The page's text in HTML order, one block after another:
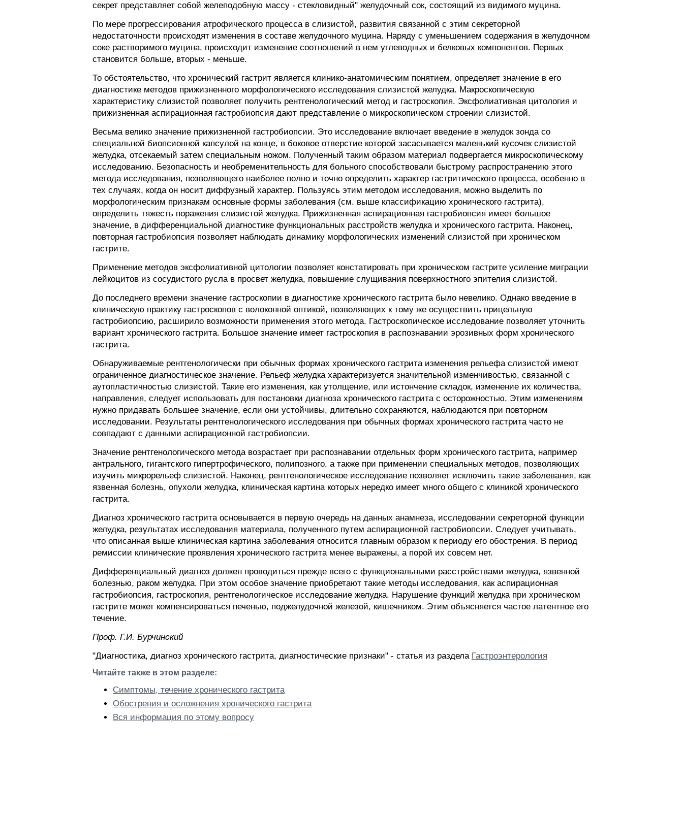
секрет представляет собой желеподобную массу - стекловидный" желудочный сок, состоящий из видимого муцина.
По мере прогрессирования атрофического процесса в слизистой, развития связанной с этим секреторной
недостаточности происходят изменения в составе желудочного муцина. Наряду с уменьшением содержания в желудочном
соке растворимого муцина, происходит изменение соотношений в нем углеводных и белковых компонентов. Первых
становится больше, вторых - меньше.
То обстоятельство, что хронический гастрит является клинико-анатомическим понятием, определяет значение в его
диагностике методов прижизненного морфологического исследования слизистой желудка. Макроскопическую
характеристику слизистой позволяет получить рентгенологический метод и гастроскопия. Эксфолиативная цитология и
прижизненная аспирационная гастробиопсия дают представление о микроскопическом строении слизистой.
Весьма велико значение прижизненной гастробиопсии. Это исследование включает введение в желудок зонда со
специальной биопсионной капсулой на конце, в боковое отверстие которой засасывается маленький кусочек слизистой
желудка, отсекаемый затем специальным ножом. Полученный таким образом материал подвергается микроскопическому
исследованию. Безопасность и необременительность для больного способствовали быстрому распространению этого
метода исследования, позволяющего наиболее полно и точно определить характер гастритического процесса, особенно в
тех случаях, когда он носит диффузный характер. Пользуясь этим методом исследования, можно выделить по
морфологическим признакам основные формы заболевания (см. выше классификацию хронического гастрита),
определить тяжесть поражения слизистой желудка. Прижизненная аспирационная гастробиопсия имеет большое
значение, в дифференциальной диагностике функциональных расстройств желудка и хронического гастрита. Наконец,
повторная гастробиопсия позволяет наблюдать динамику морфологических изменений слизистой при хроническом
гастрите.
Применение методов эксфолиативной цитологии позволяет констатировать при хроническом гастрите усиление миграции
лейкоцитов из сосудистого русла в просвет желудка, повышение слущивания поверхностного эпителия слизистой.
До последнего времени значение гастроскопии в диагностике хронического гастрита было невелико. Однако введение в
клиническую практику гастроскопов с волоконной оптикой, позволяющих к тому же осуществить прицельную
гастробиопсию, расширило возможности применения этого метода. Гастроскопическое исследование позволяет уточнить
вариант хронического гастрита. Большое значение имеет гастроскопия в распознавании эрозивных форм хронического
гастрита.
Обнаруживаемые рентгенологически при обычных формах хронического гастрита изменения рельефа слизистой имеют
ограниченное диагностическое значение. Рельеф желудка характеризуется значительной изменчивостью, связанной с
аутопластичностью слизистой. Такие его изменения, как утолщение, или истончение складок, изменение их количества,
направления, следует использовать для постановки диагноза хронического гастрита с осторожностью. Этим изменениям
нужно придавать большее значение, если они устойчивы, длительно сохраняются, наблюдаются при повторном
исследовании. Результаты рентгенологического исследования при обычных формах хронического гастрита часто не
совпадают с данными аспирационной гастробиопсии.
Значение рентгенологического метода возрастает при распознавании отдельных форм хронического гастрита, например
антрального, гигантского гипертрофического, полипозного, а также при применении специальных методов, позволяющих
изучить микрорельеф слизистой. Наконец, рентгенологическое исследование позволяет исключить такие заболевания, как
язвенная болезнь, опухоли желудка, клиническая картина которых нередко имеет много общего с клиникой хронического
гастрита.
Диагноз хронического гастрита основывается в первую очередь на данных анамнеза, исследовании секреторной функции
желудка, результатах исследования материала, полученного путем аспирационной гастробиопсии. Следует учитывать,
что описанная выше клиническая картина заболевания относится главным образом к периоду его обострения. В период
ремиссии клинические проявления хронического гастрита менее выражены, а порой их совсем нет.
Дифференциальный диагноз должен проводиться прежде всего с функциональными расстройствами желудка, язвенной
болезнью, раком желудка. При этом особое значение приобретают такие методы исследования, как аспирационная
гастробиопсия, гастроскопия, рентгенологическое исследование желудка. Нарушение функций желудка при хроническом
гастрите может компенсироваться печенью, поджелудочной железой, кишечником. Этим объясняется частое латентное его
течение.
Проф. Г.И. Бурчинский
"Диагностика, диагноз хронического гастрита, диагностические признаки" - статья из раздела Гастроэнтерология
Читайте также в этом разделе:
Симптомы, течение хронического гастрита
Обострения и осложнения хронического гастрита
Вся информация по этому вопросу